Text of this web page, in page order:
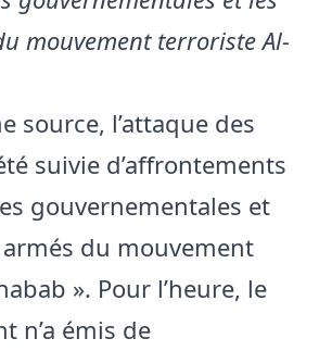
mouvement terroriste Al-
source, l’attaque des
suivie d’affrontements
gouvernementales et
du mouvement
». Pour l’heure, le
n’a émis de